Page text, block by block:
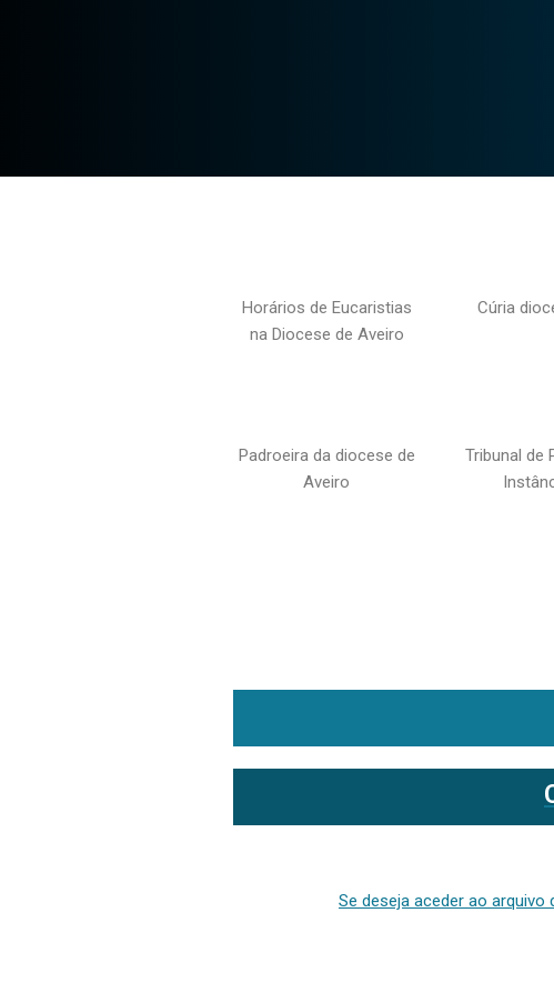
Horários de Eucaristias
na Diocese de Aveiro
Cúria
Padroeira da diocese de
Aveiro
Tribunal de
Se deseja aceder ao